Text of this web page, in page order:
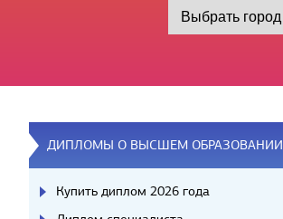
ДИПЛОМЫ О ВЫСШЕМ ОБРАЗОВАНИИ
Купить диплом 2026 года